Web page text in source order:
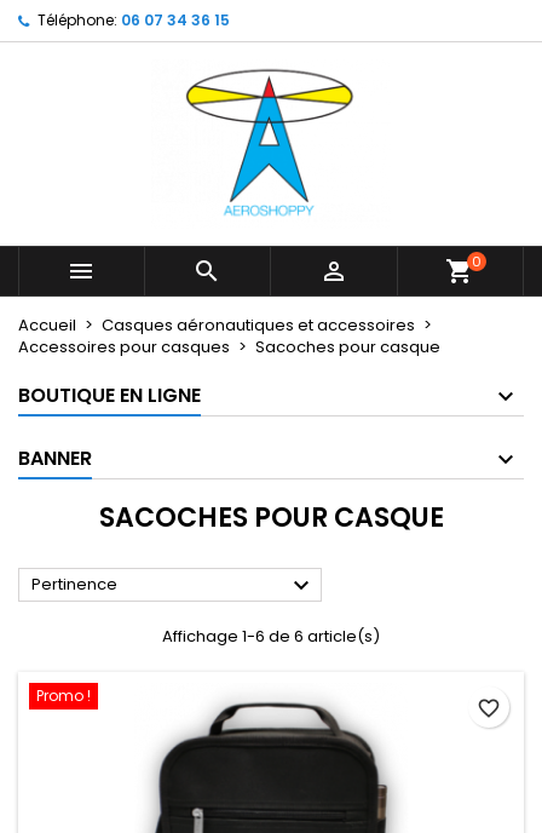
Téléphone: 06 07 34 36 15
   shopping_cart0
Accueil
Casques aéronautiques et accessoires
Accessoires pour casques
Sacoches pour casque
BOUTIQUE EN LIGNE
BANNER
SACOCHES POUR CASQUE
Pertinence 
Affichage 1-6 de 6 article(s)
Promo !
favorite_border
My wishlists ×
Create new list
((modalTitle)) ×
((confirmMessage))
((cancelText))
Créer une liste d'envies ×
Nom de la liste d'envies
Connexion ×
Vous devez être connecté pour ajouter des produits
Annuler